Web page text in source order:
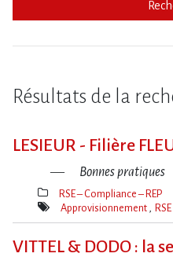
Résultats de la
LESIEUR - Filière
Bonnes pratiques
Thèmes(s)
RSE – Compliance – REP
Mot(s)-
Approvisionnement RSE
VITTEL & DODO : la